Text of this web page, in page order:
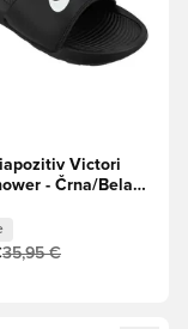
Victori
- Črna/Bela
35,95 €